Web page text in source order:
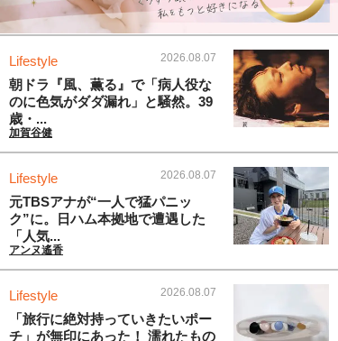
Lifestyle 2026.08.07
朝ドラ『風、薫る』で「病人役な
のに色気がダダ漏れ」と騒然。39
歳・...
加賀谷健
Lifestyle 2026.08.07
元TBSアナが“一人で猛パニッ
ク”に。日ハム本拠地で遭遇した
「人気...
アンヌ遙香
Lifestyle 2026.08.07
「旅行に絶対持っていきたいポー
チ」が無印にあった！ 濡れたもの